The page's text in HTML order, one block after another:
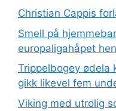
Christian Cappis
Smell på
europaligahåpet
Trippelbogey ødela
gikk likevel fem
Viking med utrolig